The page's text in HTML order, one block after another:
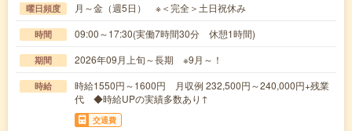
曜日頻度 月～金（週5日） ※＜完全＞土日祝休み
時間 09:00～17:30(実働7時間30分 休憩1時間)
期間 2026年09月上旬～長期 ※9月～！
時給
時給1550円～1600円 月収例 232,500円～240,000円+残業
代 ◆時給UPの実績多数あり↑
交通費